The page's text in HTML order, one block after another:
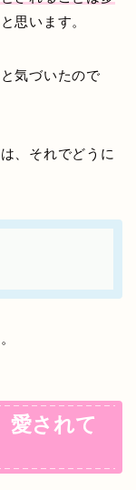
思います。
気づいたので
、それでどうに
愛されて